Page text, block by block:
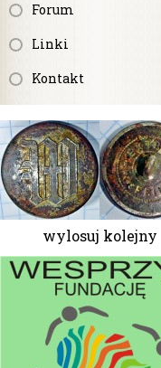
Forum
Linki
Kontakt
wylosuj kolejny